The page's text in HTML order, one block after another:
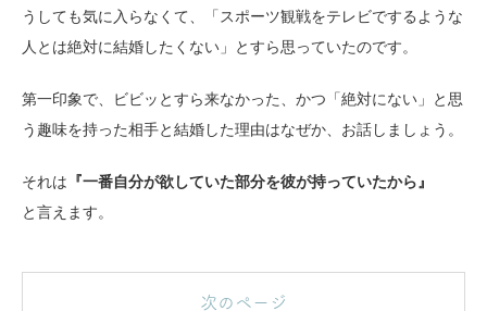
うしても気に入らなくて、「スポーツ観戦をテレビでするような
人とは絶対に結婚したくない」とすら思っていたのです。
第一印象で、ビビッとすら来なかった、かつ「絶対にない」と思
う趣味を持った相手と結婚した理由はなぜか、お話しましょう。
それは 『一番自分が欲していた部分を彼が持っていたから』
と言えます。
次のページ